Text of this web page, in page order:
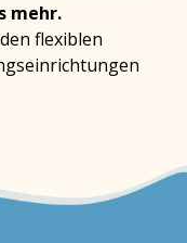
mehr.
flexiblen